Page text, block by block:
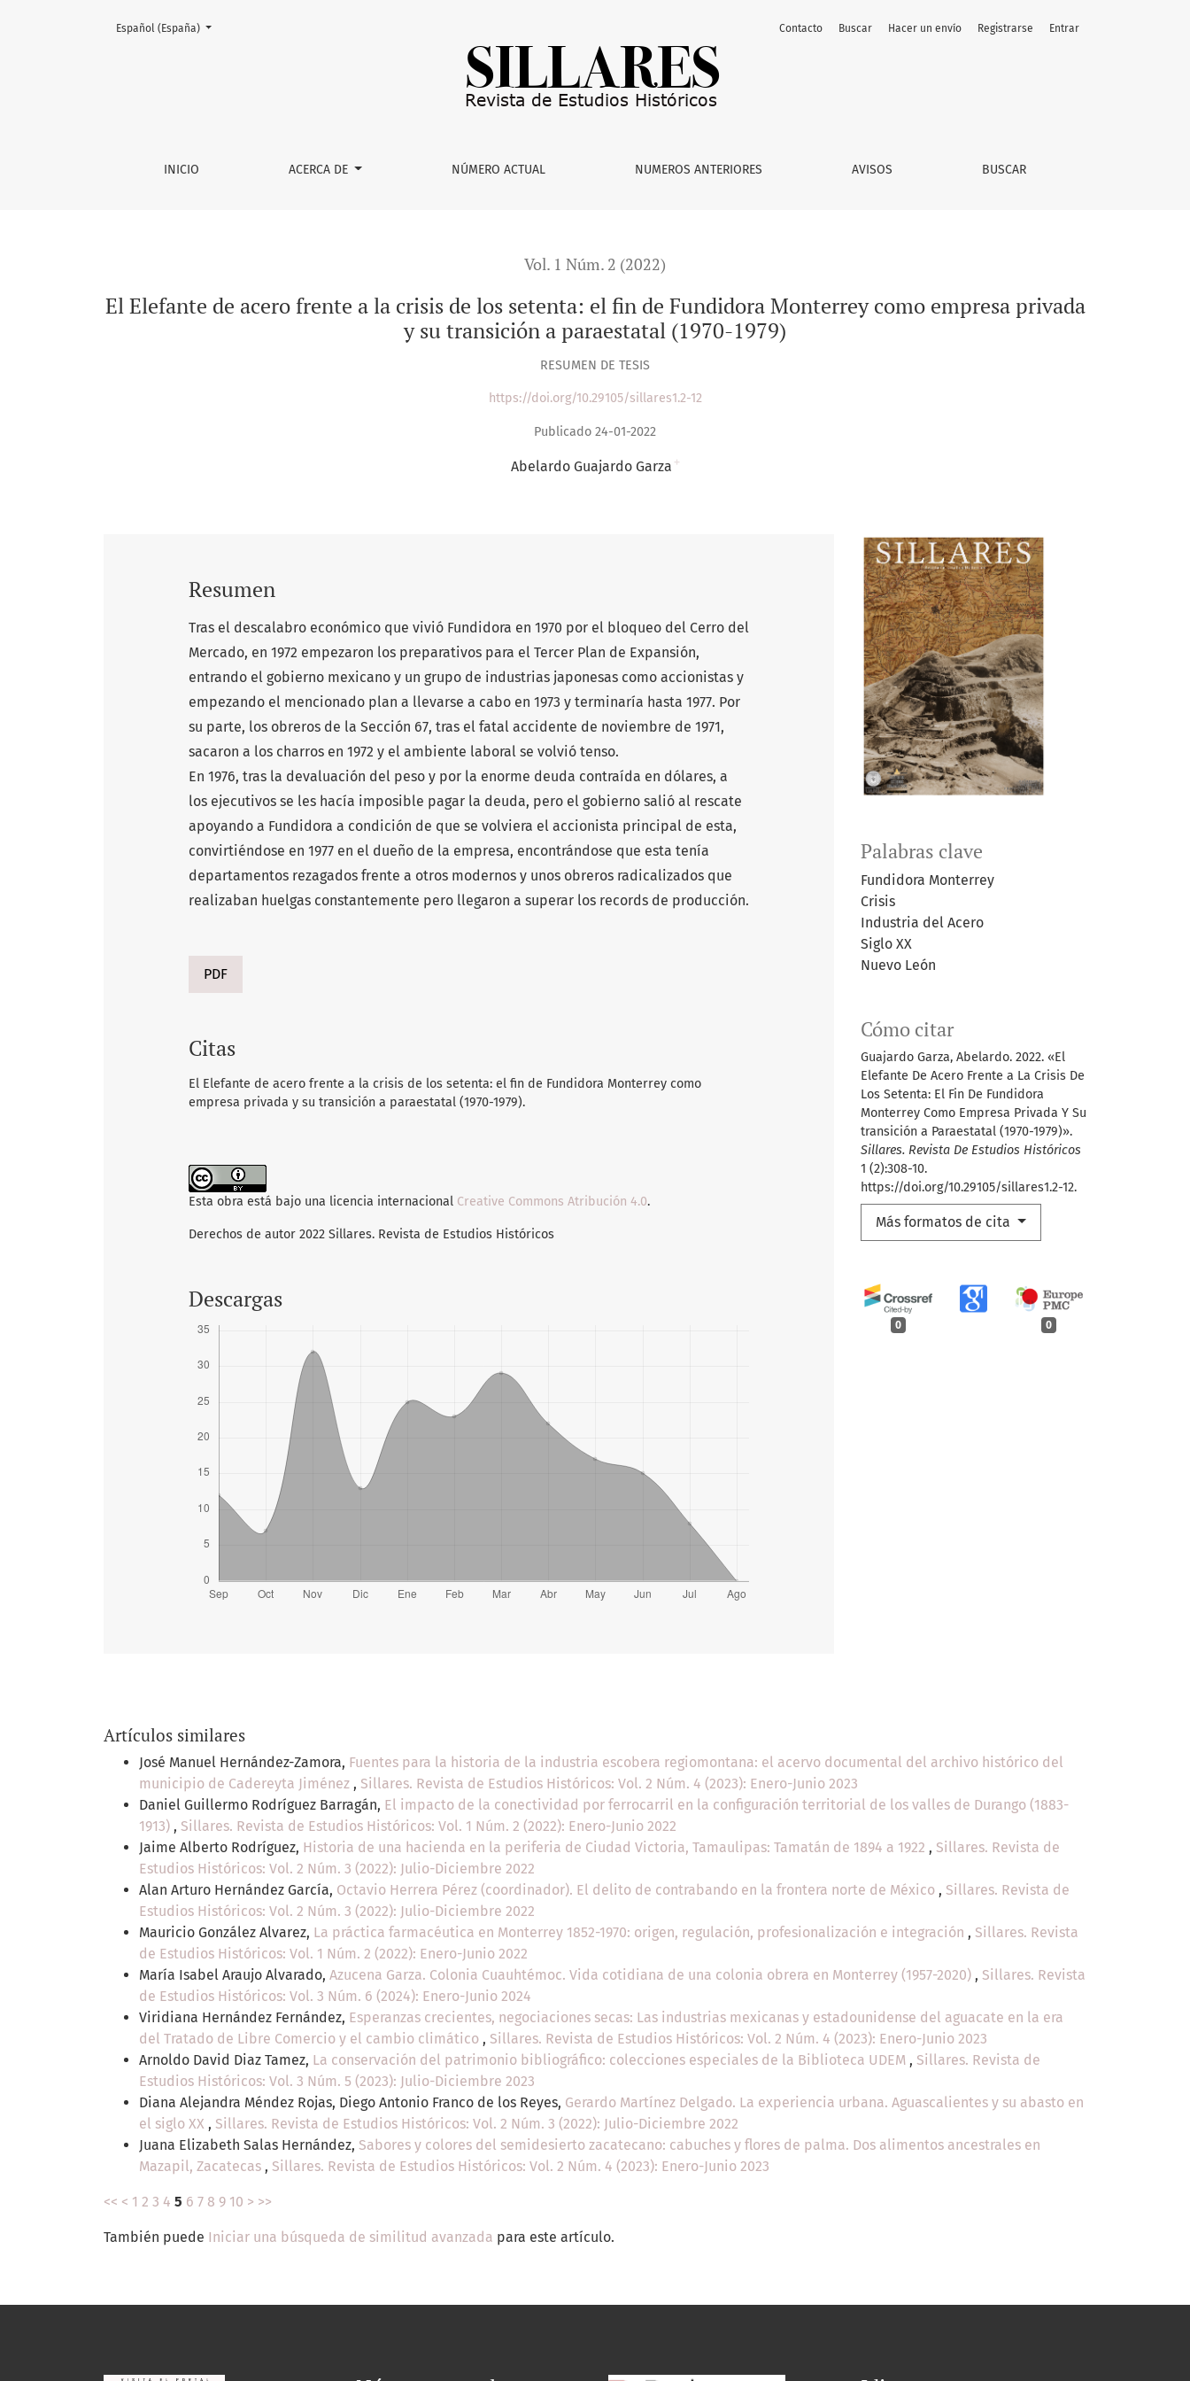
El Elefante de acero frente a la crisis de los setenta: el fin de Fundidora Monterrey como empresa privada y su transición a paraestatal (1970-1979)
INICIO ACERCA DE NÚMERO ACTUAL NUMEROS ANTERIORES AVISOS BUSCAR
Contacto Buscar Hacer un envío Registrarse Entrar
Cambiar el idioma. El actual es:
Español (España)
Vol. 1 Núm. 2 (2022)
El Elefante de acero frente a la crisis de los setenta: el fin de Fundidora Monterrey como empresa privada
y su transición a paraestatal (1970-1979)
RESUMEN DE TESIS
https://doi.org/10.29105/sillares1.2-12
Publicado 24-01-2022
Abelardo Guajardo Garza +
Palabras clave
Fundidora Monterrey
Crisis
Industria del Acero
Siglo XX
Nuevo León
Cómo citar
Guajardo Garza, Abelardo. 2022. «El
Elefante De Acero Frente a La Crisis De
Los Setenta: El Fin De Fundidora
Monterrey Como Empresa Privada Y Su
transición a Paraestatal (1970-1979)».
Sillares. Revista De Estudios Históricos
1 (2):308-10.
https://doi.org/10.29105/sillares1.2-12.
Más formatos de cita
0 0
Resumen
Tras el descalabro económico que vivió Fundidora en 1970 por el bloqueo del Cerro del
Mercado, en 1972 empezaron los preparativos para el Tercer Plan de Expansión,
entrando el gobierno mexicano y un grupo de industrias japonesas como accionistas y
empezando el mencionado plan a llevarse a cabo en 1973 y terminaría hasta 1977. Por
su parte, los obreros de la Sección 67, tras el fatal accidente de noviembre de 1971,
sacaron a los charros en 1972 y el ambiente laboral se volvió tenso.
En 1976, tras la devaluación del peso y por la enorme deuda contraída en dólares, a
los ejecutivos se les hacía imposible pagar la deuda, pero el gobierno salió al rescate
apoyando a Fundidora a condición de que se volviera el accionista principal de esta,
convirtiéndose en 1977 en el dueño de la empresa, encontrándose que esta tenía
departamentos rezagados frente a otros modernos y unos obreros radicalizados que
realizaban huelgas constantemente pero llegaron a superar los records de producción.
PDF
Citas
El Elefante de acero frente a la crisis de los setenta: el fin de Fundidora Monterrey como
empresa privada y su transición a paraestatal (1970-1979).
Esta obra está bajo una licencia internacional Creative Commons Atribución 4.0.
Derechos de autor 2022 Sillares. Revista de Estudios Históricos
Descargas
Artículos similares
José Manuel Hernández-Zamora, Fuentes para la historia de la industria escobera regiomontana: el acervo documental del archivo histórico del
municipio de Cadereyta Jiménez , Sillares. Revista de Estudios Históricos: Vol. 2 Núm. 4 (2023): Enero-Junio 2023
Daniel Guillermo Rodríguez Barragán, El impacto de la conectividad por ferrocarril en la configuración territorial de los valles de Durango (1883-
1913) , Sillares. Revista de Estudios Históricos: Vol. 1 Núm. 2 (2022): Enero-Junio 2022
Jaime Alberto Rodríguez, Historia de una hacienda en la periferia de Ciudad Victoria, Tamaulipas: Tamatán de 1894 a 1922 , Sillares. Revista de
Estudios Históricos: Vol. 2 Núm. 3 (2022): Julio-Diciembre 2022
Alan Arturo Hernández García, Octavio Herrera Pérez (coordinador). El delito de contrabando en la frontera norte de México , Sillares. Revista de
Estudios Históricos: Vol. 2 Núm. 3 (2022): Julio-Diciembre 2022
Mauricio González Alvarez, La práctica farmacéutica en Monterrey 1852-1970: origen, regulación, profesionalización e integración , Sillares. Revista
de Estudios Históricos: Vol. 1 Núm. 2 (2022): Enero-Junio 2022
María Isabel Araujo Alvarado, Azucena Garza. Colonia Cuauhtémoc. Vida cotidiana de una colonia obrera en Monterrey (1957-2020) , Sillares. Revista
de Estudios Históricos: Vol. 3 Núm. 6 (2024): Enero-Junio 2024
Viridiana Hernández Fernández, Esperanzas crecientes, negociaciones secas: Las industrias mexicanas y estadounidense del aguacate en la era
del Tratado de Libre Comercio y el cambio climático , Sillares. Revista de Estudios Históricos: Vol. 2 Núm. 4 (2023): Enero-Junio 2023
Arnoldo David Diaz Tamez, La conservación del patrimonio bibliográfico: colecciones especiales de la Biblioteca UDEM , Sillares. Revista de
Estudios Históricos: Vol. 3 Núm. 5 (2023): Julio-Diciembre 2023
Diana Alejandra Méndez Rojas, Diego Antonio Franco de los Reyes, Gerardo Martínez Delgado. La experiencia urbana. Aguascalientes y su abasto en
el siglo XX , Sillares. Revista de Estudios Históricos: Vol. 2 Núm. 3 (2022): Julio-Diciembre 2022
Juana Elizabeth Salas Hernández, Sabores y colores del semidesierto zacatecano: cabuches y flores de palma. Dos alimentos ancestrales en
Mazapil, Zacatecas , Sillares. Revista de Estudios Históricos: Vol. 2 Núm. 4 (2023): Enero-Junio 2023
<< < 1 2 3 4 5 6 7 8 9 10 > >>
También puede Iniciar una búsqueda de similitud avanzada para este artículo.